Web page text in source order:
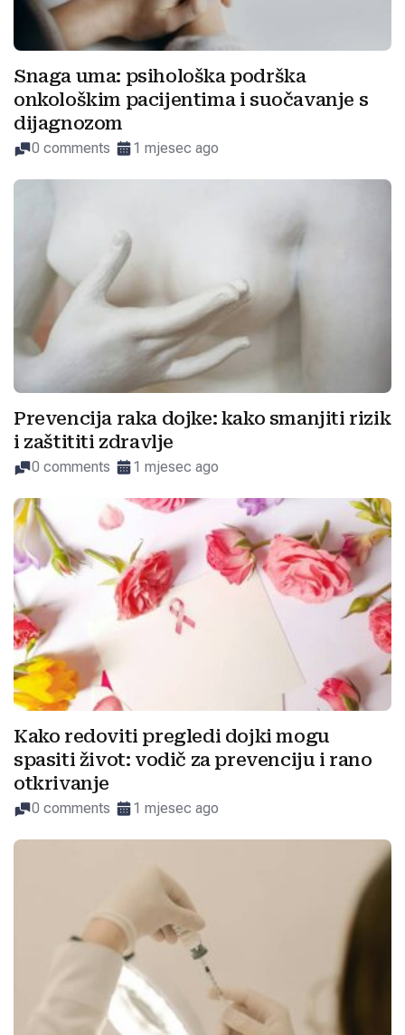
Snaga uma: psihološka podrška
onkološkim pacijentima i suočavanje s
dijagnozom
0 comments 1 mjesec ago
Prevencija raka dojke: kako smanjiti rizik
i zaštititi zdravlje
0 comments 1 mjesec ago
Kako redoviti pregledi dojki mogu
spasiti život: vodič za prevenciju i rano
otkrivanje
0 comments 1 mjesec ago